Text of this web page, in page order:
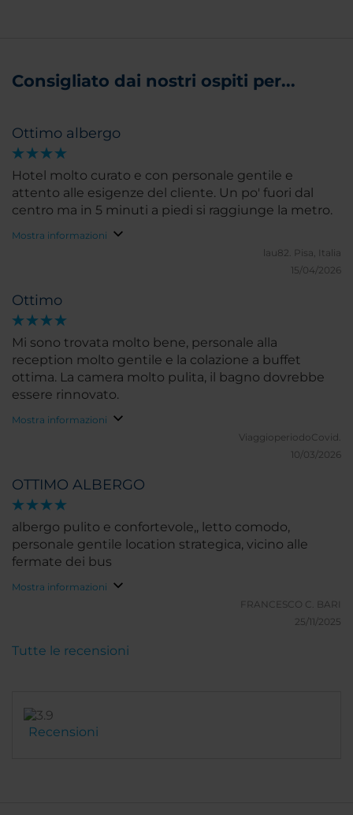
Consigliato dai nostri ospiti per...
Ottimo albergo
Hotel molto curato e con personale gentile e
attento alle esigenze del cliente. Un po' fuori dal
centro ma in 5 minuti a piedi si raggiunge la metro.
Mostra informazioni
lau82.
Pisa, Italia
15/04/2026
Ottimo
Mi sono trovata molto bene, personale alla
reception molto gentile e la colazione a buffet
ottima. La camera molto pulita, il bagno dovrebbe
essere rinnovato.
Mostra informazioni
ViaggioperiodoCovid.
10/03/2026
OTTIMO ALBERGO
albergo pulito e confortevole,, letto comodo,
personale gentile location strategica, vicino alle
fermate dei bus
Mostra informazioni
FRANCESCO C.
BARI
25/11/2025
Recensioni
Tutte le recensioni